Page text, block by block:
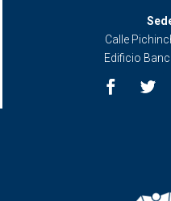
Calle
Edificio